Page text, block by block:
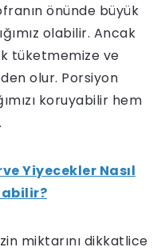
önünde büyük
olabilir. Ancak
tüketmemize ve
olur. Porsiyon
koruyabilir hem
Yiyecekler Nasıl
miktarını dikkatlice